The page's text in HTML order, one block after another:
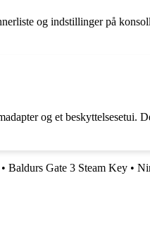
og indstillinger på
og et beskyttelsesetui.
• Baldurs Gate 3 Steam Key •